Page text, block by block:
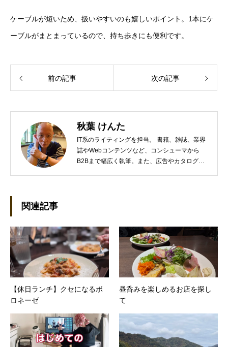
ケーブルが短いため、扱いやすいのも嬉しいポイント。1本にケ
ーブルがまとまっているので、持ち歩きにも便利です。
前の記事 次の記事
秋葉 けんた
IT系のライティングを担当。 書籍、雑誌、業界
誌やWebコンテンツなど、コンシューマから
B2Bまで幅広く執筆。また、広告やカタログ、
ージ（SAN/NAS/LTO/SASなど）、セキュリテ
ィ（BIOS/UTM/情報漏えい対策/デザスタリカバ
リ/内部統制・コンプライアンス/ネットワーク
セキュリティ/メールセキュリティなど）、ネッ
トワーク（KVMスイッチ/グループウェア/サー
バ/資産管理/シンクライアント/ホスティングな
ど）、その他（.NET/BI/カタログ/各種戦略/導入
事例/パートナー取材など）…ほか、多数執筆。
関連記事
【休日ランチ】クセになるボ
ロネーゼ
昼呑みを楽しめるお店を探し
て